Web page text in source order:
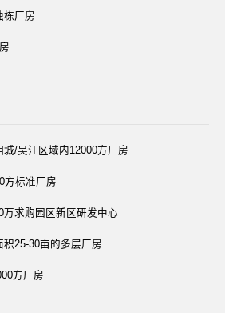
栋厂房
/吴江区域内12000方厂房
方标准厂房
万求购园区新区研发中心
25-30亩的多层厂房
方厂房